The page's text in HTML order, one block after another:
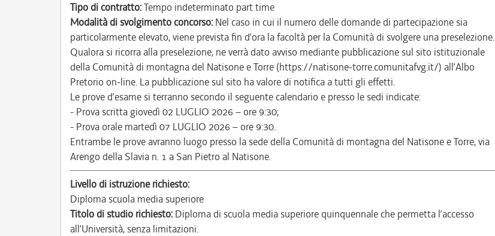
Tipo di contratto:Tempo indeterminato part time
Modalità di svolgimento concorso: Nel caso in cui il numero delle domande di partecipazione sia
particolarmente elevato, viene prevista fin d’ora la facoltà per la Comunità di svolgere una preselezione.
Qualora si ricorra alla preselezione, ne verrà dato avviso mediante pubblicazione sul sito istituzionale
della Comunità di montagna del Natisone e Torre (https://natisone-torre.comunitafvg.it/) all’Albo
Pretorio on-line. La pubblicazione sul sito ha valore di notifica a tutti gli effetti.
Le prove d’esame si terranno secondo il seguente calendario e presso le sedi indicate:
- Prova scritta giovedì 02 LUGLIO 2026 – ore 9:30;
- Prova orale martedì 07 LUGLIO 2026 – ore 9:30.
Entrambe le prove avranno luogo presso la sede della Comunità di montagna del Natisone e Torre, via
Arengo della Slavia n. 1 a San Pietro al Natisone.
Livello di istruzione richiesto:
Diploma scuola media superiore
Titolo di studio richiesto: Diploma di scuola media superiore quinquennale che permetta l’accesso
all’Università, senza limitazioni.